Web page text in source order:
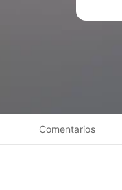
Comentarios